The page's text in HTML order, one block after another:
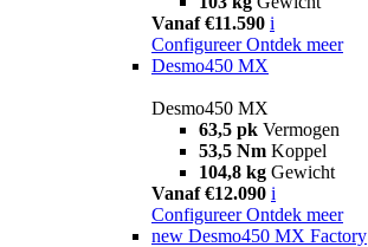
Vanaf €11.590 i
Configureer Ontdek meer
Desmo450 MX
Desmo450 MX
63,5 pk Vermogen
53,5 Nm Koppel
104,8 kg Gewicht
Vanaf €12.090 i
Configureer Ontdek meer
new Desmo450 MX Factory